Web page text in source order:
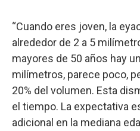
“Cuando eres joven, la
alrededor de 2 a 5
mayores de 50 años hay
milímetros, parece poco,
20% del volumen. Esta
el tiempo. La expectativa
adicional en la mediana